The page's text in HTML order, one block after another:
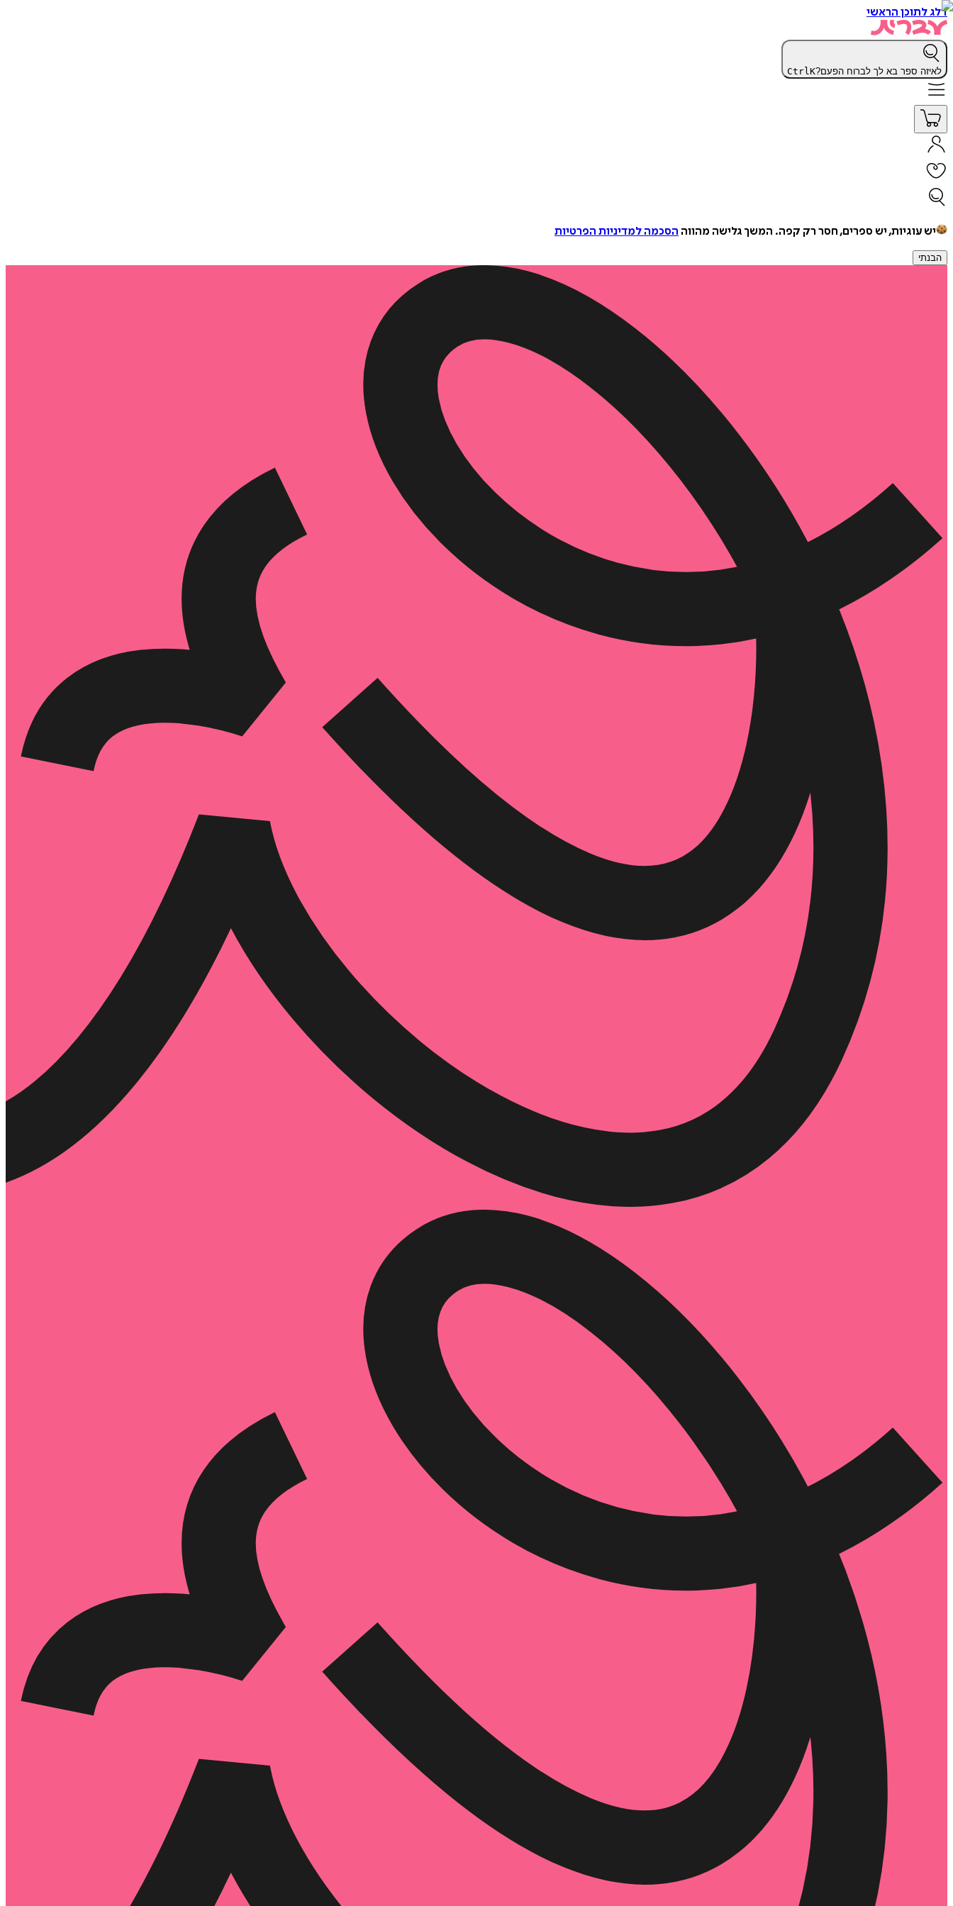
דלג לתוכן הראשי
לאיזה ספר בא לך לברוח הפעם? CtrlK
יש עוגיות, יש ספרים, חסר רק קפה. המשך גלישה מהווה הסכמה למדיניות הפרטיות
הבנתי